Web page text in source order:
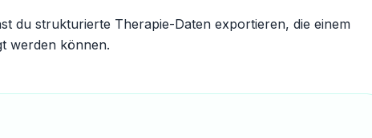
du strukturierte Therapie-Daten exportieren, die einem
werden können.